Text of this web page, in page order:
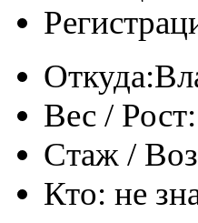
Откуда:
Вес / Рост:
Стаж /
Кто: не